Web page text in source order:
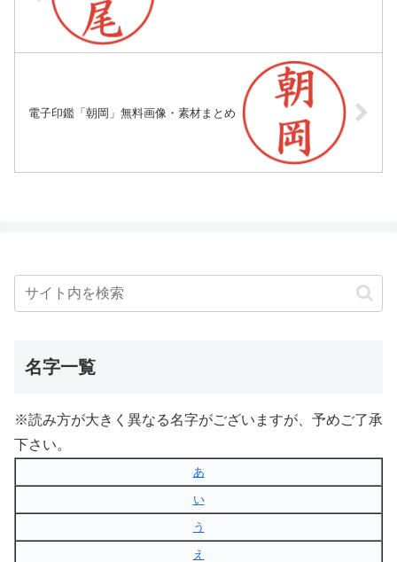
電子印鑑「朝岡」無料画像・素材まとめ
名字一覧
※読み方が大きく異なる名字がございますが、予めご了承
下さい。
あ
い
う
え